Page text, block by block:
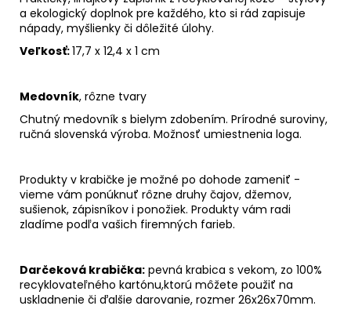
a ekologický doplnok pre každého, kto si rád zapisuje
nápady, myšlienky či dôležité úlohy.
Veľkosť:17,7 x 12,4 x 1 cm
Medovník, rôzne tvary
Chutný medovník s bielym zdobením. Prírodné suroviny,
ručná slovenská výroba. Možnosť umiestnenia loga.
Produkty v krabičke je možné po dohode zameniť -
vieme vám ponúknuť rôzne druhy čajov, džemov,
sušienok, zápisníkov i ponožiek. Produkty vám radi
zladíme podľa vašich firemných farieb.
Darčeková krabička: pevná krabica s vekom, zo 100%
recyklovateľného kartónu,ktorú môžete použiť na
uskladnenie či ďalšie darovanie, rozmer 26x26x70mm.